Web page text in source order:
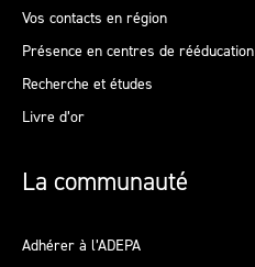
Vos contacts en région
Présence en centres de rééducation
Recherche et études
Livre d’or
La communauté
Adhérer à l’ADEPA